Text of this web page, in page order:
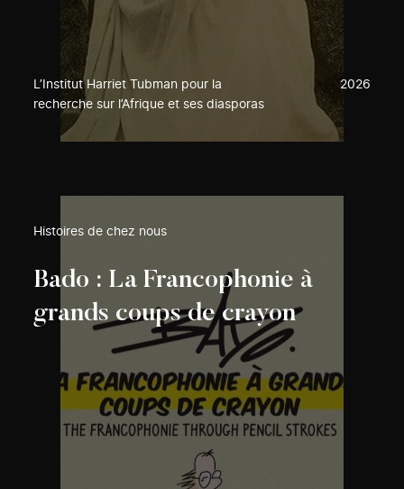
L’Institut Harriet Tubman pour la
recherche sur l’Afrique et ses diasporas
2026
Histoires de chez nous
Bado : La Francophonie à
grands coups de crayon